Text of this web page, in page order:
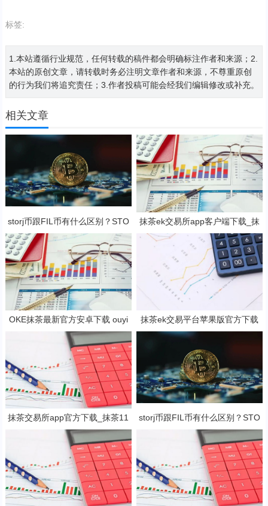
标签:
1.本站遵循行业规范，任何转载的稿件都会明确标注作者和来源；2.
本站的原创文章，请转载时务必注明文章作者和来源，不尊重原创
的行为我们将追究责任；3.作者投稿可能会经我们编辑修改或补充。
相关文章
storj币跟FIL币有什么区别？STO
RJ币还有赚钱空间吗?
抹茶ek交易所app客户端下载_抹
茶ek钱包v8.15.2下载
OKE抹茶最新官方安卓下载 ouyi
安卓v6.33.0最新版2023
抹茶ek交易平台苹果版官方下载
抹茶b钱包v6.2.3下载地址
抹茶交易所app官方下载_抹茶11
月最新网址V6.1.43
storj币跟FIL币有什么区别？STO
RJ币还有赚钱空间吗?